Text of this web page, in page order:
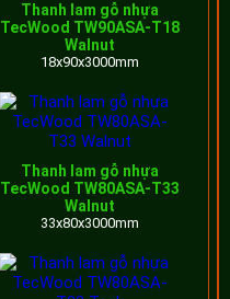
345.000 1.242.000
395.000 1.422.000
Thanh lam gỗ nhựa
TecWood TW90ASA-T18
Walnut
18x90x3000mm
Thanh lam gỗ nhựa
TecWood TW80ASA-T33
Walnut
33x80x3000mm